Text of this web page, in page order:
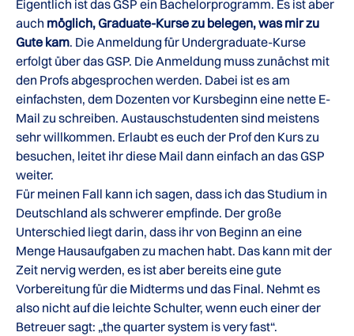
Eigentlich ist das GSP ein Bachelorprogramm. Es ist aber
auch möglich, Graduate-Kurse zu belegen, was mir zu
Gute kam. Die Anmeldung für Undergraduate-Kurse
erfolgt über das GSP. Die Anmeldung muss zunächst mit
den Profs abgesprochen werden. Dabei ist es am
einfachsten, dem Dozenten vor Kursbeginn eine nette E-
Mail zu schreiben. Austauschstudenten sind meistens
sehr willkommen. Erlaubt es euch der Prof den Kurs zu
besuchen, leitet ihr diese Mail dann einfach an das GSP
weiter.
Für meinen Fall kann ich sagen, dass ich das Studium in
Deutschland als schwerer empfinde. Der große
Unterschied liegt darin, dass ihr von Beginn an eine
Menge Hausaufgaben zu machen habt. Das kann mit der
Zeit nervig werden, es ist aber bereits eine gute
Vorbereitung für die Midterms und das Final. Nehmt es
also nicht auf die leichte Schulter, wenn euch einer der
Betreuer sagt: „the quarter system is very fast“.